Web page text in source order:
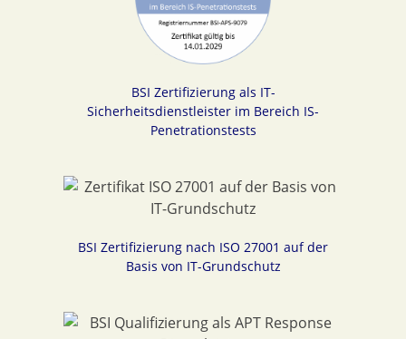
BSI Zertifizierung als IT-
Sicherheitsdienstleister im Bereich IS-
Penetrationstests
BSI Zertifizierung nach ISO 27001 auf der
Basis von IT-Grundschutz